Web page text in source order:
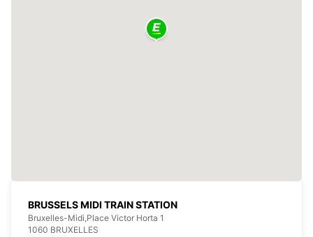
BRUSSELS MIDI TRAIN STATION
Bruxelles-Midi,Place Victor Horta 1
1060 BRUXELLES